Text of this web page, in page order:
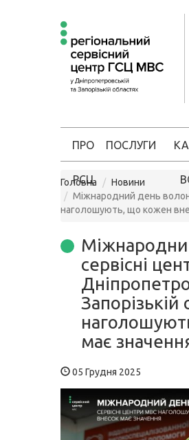
ПРО
РСЦ
ПОСЛУГИ
Головна
Новини
Міжнародний день
наголошують, що кожен
сервісні
Запорізькій
має
05 Грудня 2025